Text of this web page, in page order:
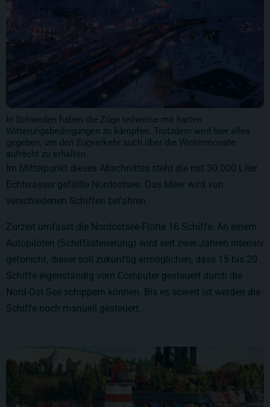
In Schweden haben die Züge teilweise mit harten
Witterungsbedingungen zu kämpfen. Trotzdem wird hier alles
gegeben, um den Zugverkehr auch über die Wintermonate
aufrecht zu erhalten.
Im Mittelpunkt dieses Abschnittes steht die mit 30.000 Liter
Echtwasser gefüllte Nordostsee. Das Meer wird von
verschiedenen Schiffen befahren.
Zurzeit umfasst die Nordostsee-Flotte 16 Schiffe. An einem
Autopiloten (Schiffssteuerung) wird seit zwei Jahren intensiv
geforscht, dieser soll zukünftig ermöglichen, dass 15 bis 20
Schiffe eigenständig vom Computer gesteuert durch die
Nord-Ost-See schippern können. Bis es soweit ist werden die
Schiffe noch manuell gesteuert.